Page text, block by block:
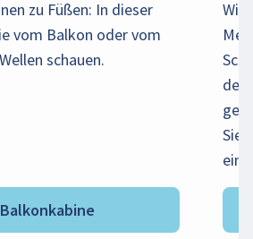
zu Füßen: In dieser
vom Balkon oder vom
schauen.
Sie